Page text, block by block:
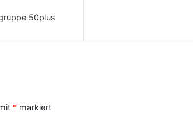
50plus
* markiert